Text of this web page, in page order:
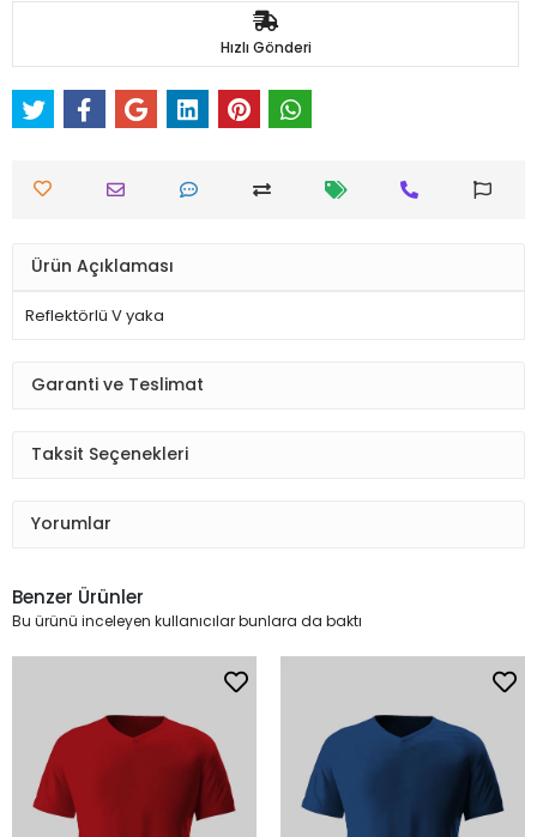
Hızlı Gönderi
Ürün Açıklaması
Reflektörlü V yaka
Garanti ve Teslimat
Taksit Seçenekleri
Yorumlar
Benzer Ürünler
Bu ürünü inceleyen kullanıcılar bunlara da baktı